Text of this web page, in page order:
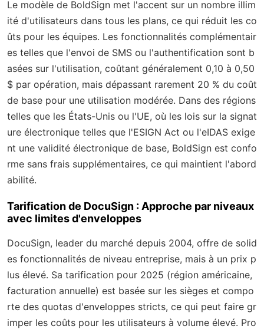
Le modèle de BoldSign met l'accent sur un nombre illim
ité d'utilisateurs dans tous les plans, ce qui réduit les co
ûts pour les équipes. Les fonctionnalités complémentair
es telles que l'envoi de SMS ou l'authentification sont b
asées sur l'utilisation, coûtant généralement 0,10 à 0,50
$ par opération, mais dépassant rarement 20 % du coût
de base pour une utilisation modérée. Dans des régions
telles que les États-Unis ou l'UE, où les lois sur la signat
ure électronique telles que l'ESIGN Act ou l'eIDAS exige
nt une validité électronique de base, BoldSign est confo
rme sans frais supplémentaires, ce qui maintient l'abord
abilité.
Tarification de DocuSign : Approche par niveaux
avec limites d'enveloppes
DocuSign, leader du marché depuis 2004, offre de solid
es fonctionnalités de niveau entreprise, mais à un prix p
lus élevé. Sa tarification pour 2025 (région américaine,
facturation annuelle) est basée sur les sièges et compo
rte des quotas d'enveloppes stricts, ce qui peut faire gr
imper les coûts pour les utilisateurs à volume élevé. Pro